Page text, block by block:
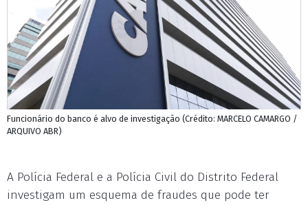
Funcionário do banco é alvo de investigação (Crédito: MARCELO CAMARGO /
ARQUIVO ABR)
A Polícia Federal e a Polícia Civil do Distrito Federal
investigam um esquema de fraudes que pode ter